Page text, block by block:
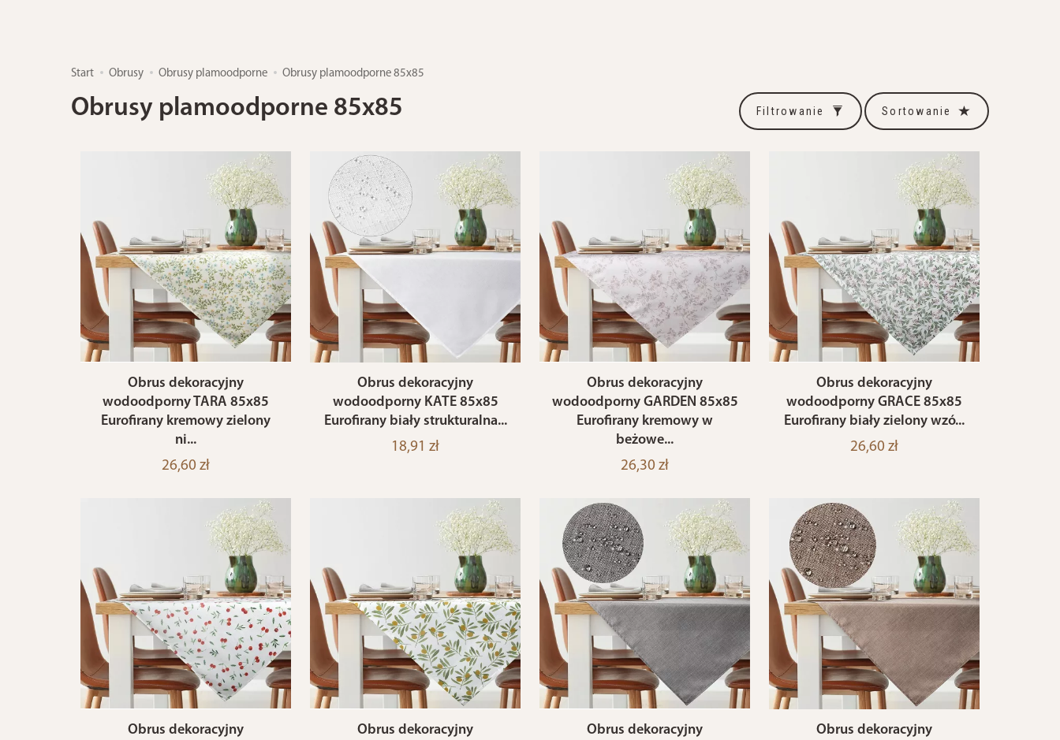
Start Obrusy Obrusy plamoodporne Obrusy plamoodporne 85x85
Obrusy plamoodporne 85x85 Filtrowanie Sortowanie
Obrus dekoracyjny
wodoodporny TARA 85x85
Eurofirany kremowy zielony
ni...
26,60 zł
Obrus dekoracyjny
wodoodporny KATE 85x85
Eurofirany biały strukturalna...
18,91 zł
Obrus dekoracyjny
wodoodporny GARDEN 85x85
Eurofirany kremowy w
beżowe...
26,30 zł
Obrus dekoracyjny
wodoodporny GRACE 85x85
Eurofirany biały zielony wzó...
26,60 zł
Obrus dekoracyjny
Obrus dekoracyjny
Obrus dekoracyjny
Obrus dekoracyjny